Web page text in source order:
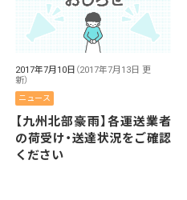
2017年7月10日 （2017年7月13日 更
新）
ニュース
【九州北部豪雨】各運送業者
の荷受け・送達状況をご確認
ください